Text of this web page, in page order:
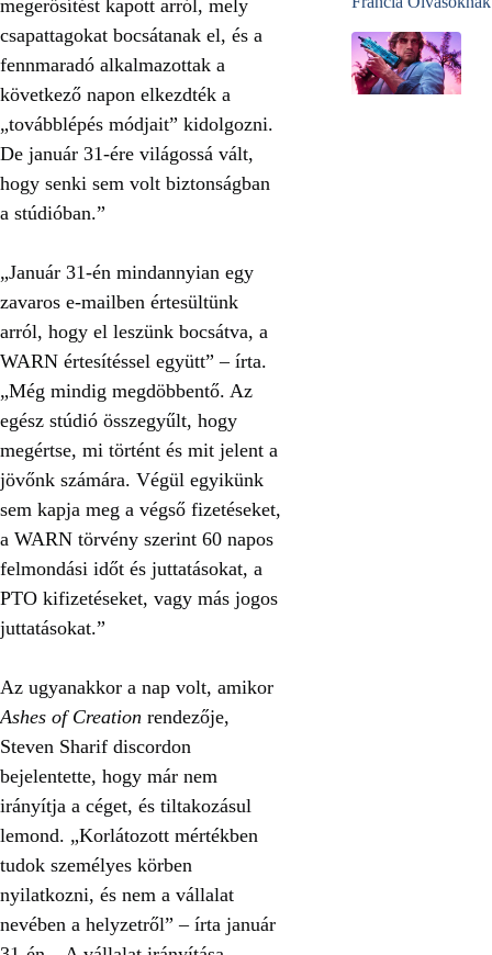
megerősítést kapott arról, mely
csapattagokat bocsátanak el, és a
fennmaradó alkalmazottak a
következő napon elkezdték a
„továbblépés módjait” kidolgozni.
De január 31-ére világossá vált,
hogy senki sem volt biztonságban
a stúdióban.”
„Január 31-én mindannyian egy
zavaros e-mailben értesültünk
arról, hogy el leszünk bocsátva, a
WARN értesítéssel együtt” – írta.
„Még mindig megdöbbentő. Az
egész stúdió összegyűlt, hogy
megértse, mi történt és mit jelent a
jövőnk számára. Végül egyikünk
sem kapja meg a végső fizetéseket,
a WARN törvény szerint 60 napos
felmondási időt és juttatásokat, a
PTO kifizetéseket, vagy más jogos
juttatásokat.”
Az ugyanakkor a nap volt, amikor
Ashes of Creation rendezője,
Steven Sharif discordon
bejelentette, hogy már nem
irányítja a céget, és tiltakozásul
lemond. „Korlátozott mértékben
tudok személyes körben
nyilatkozni, és nem a vállalat
nevében a helyzetről” – írta január